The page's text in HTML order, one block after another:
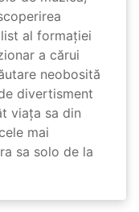
al formației
a cărui
neobosită
divertisment
viața sa din
mai
sa solo de la